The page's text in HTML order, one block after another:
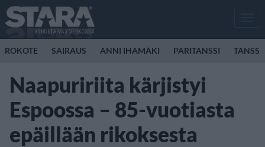
ROKOTE SAIRAUS ANNI IHAMÄKI PARITANSSI TANSSI
Naapuririita kärjistyi
Espoossa – 85-vuotiasta
epäillään rikoksesta